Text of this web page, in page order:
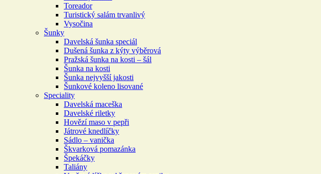
Toreador
Turistický salám trvanlivý
Vysočina
Šunky
Davelská šunka speciál
Dušená šunka z kýty výběrová
Pražská šunka na kosti – šál
Šunka na kosti
Šunka nejvyšší jakosti
Šunkové koleno lisované
Speciality
Davelská maceška
Davelské riletky
Hovězí maso v pepři
Játrové knedlíčky
Sádlo – vanička
Škvarková pomazánka
Špekáčky
Taliány